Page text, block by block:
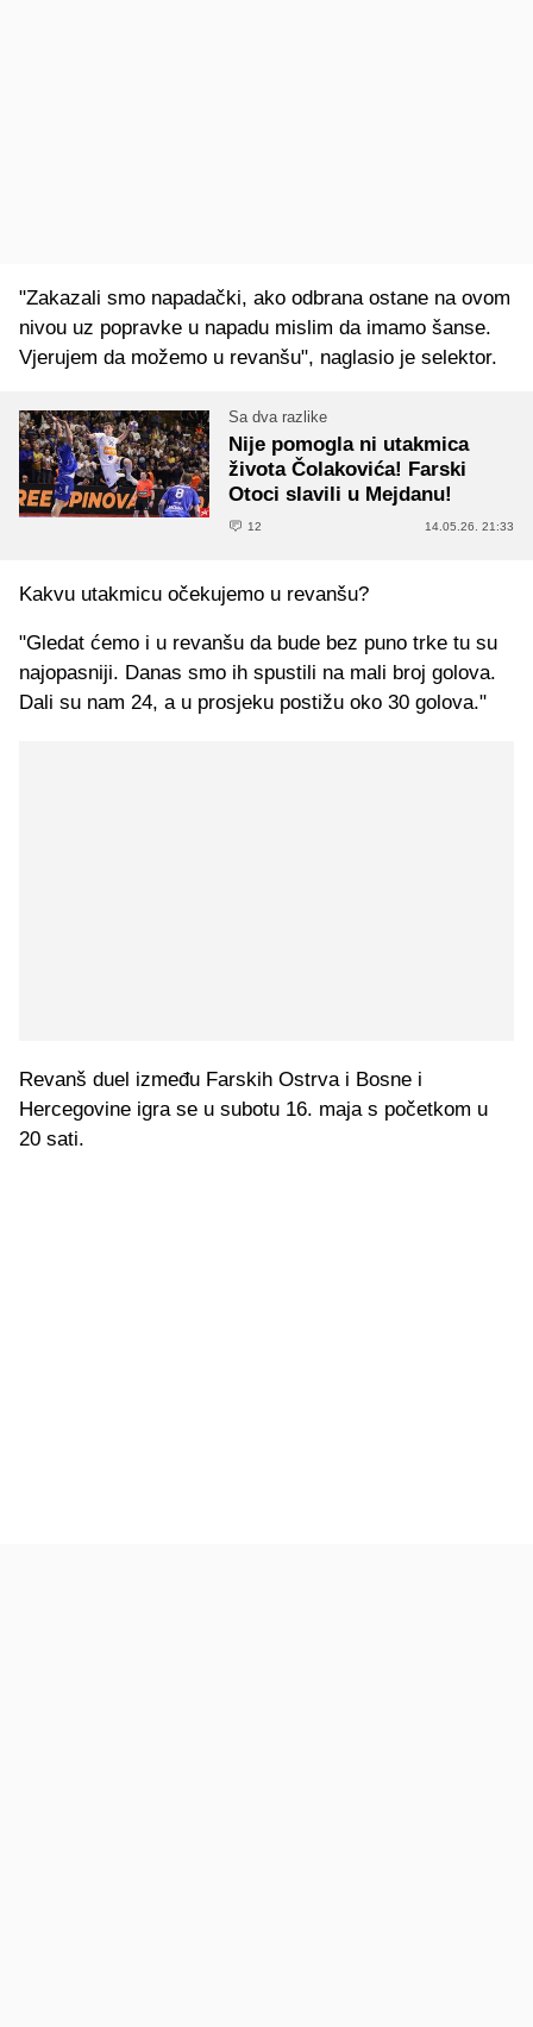
"Zakazali smo napadački, ako odbrana ostane na ovom
nivou uz popravke u napadu mislim da imamo šanse.
Vjerujem da možemo u revanšu", naglasio je selektor.
Sa dva razlike
Nije pomogla ni utakmica
života Čolakovića! Farski
Otoci slavili u Mejdanu!
12 14.05.26. 21:33
Kakvu utakmicu očekujemo u revanšu?
"Gledat ćemo i u revanšu da bude bez puno trke tu su
najopasniji. Danas smo ih spustili na mali broj golova.
Dali su nam 24, a u prosjeku postižu oko 30 golova."
Revanš duel između Farskih Ostrva i Bosne i
Hercegovine igra se u subotu 16. maja s početkom u
20 sati.